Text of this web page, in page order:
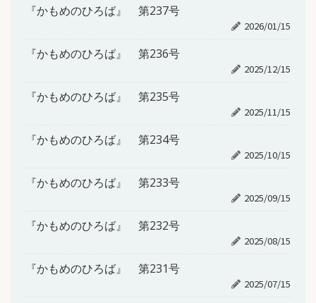
『かもめのひろば』 第237号
2026/01/15
『かもめのひろば』 第236号
2025/12/15
『かもめのひろば』 第235号
2025/11/15
『かもめのひろば』 第234号
2025/10/15
『かもめのひろば』 第233号
2025/09/15
『かもめのひろば』 第232号
2025/08/15
『かもめのひろば』 第231号
2025/07/15